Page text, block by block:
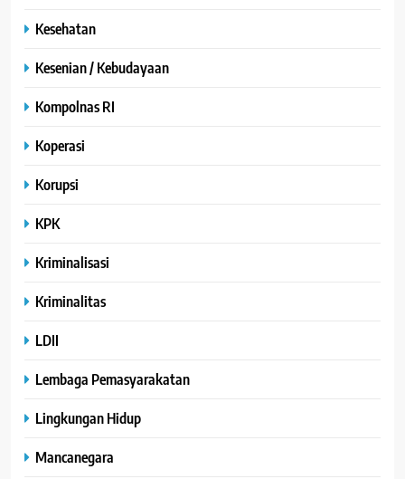
Kesehatan
Kesenian / Kebudayaan
Kompolnas RI
Koperasi
Korupsi
KPK
Kriminalisasi
Kriminalitas
LDII
Lembaga Pemasyarakatan
Lingkungan Hidup
Mancanegara